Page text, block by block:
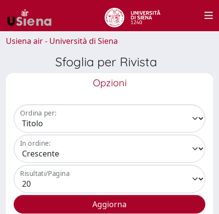
Usiena air - Università di Siena
Sfoglia per Rivista
Opzioni
Ordina per:
In ordine:
Risultati/Pagina